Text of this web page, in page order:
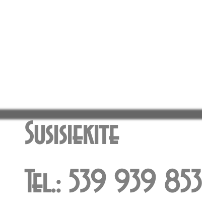
Susisiekite
Tel.: 539 939 853